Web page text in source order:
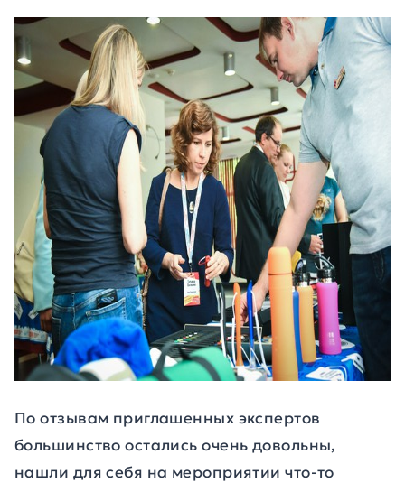
По отзывам приглашенных экспертов
большинство остались очень довольны,
нашли для себя на мероприятии что-то